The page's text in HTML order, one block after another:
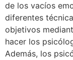
de los vacíos
diferentes
objetivos
hacer los
Además, los